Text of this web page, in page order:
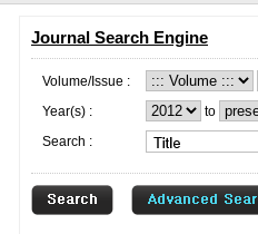
Journal Search Engine
Volume/Issue :
Year(s) :
to
Search :